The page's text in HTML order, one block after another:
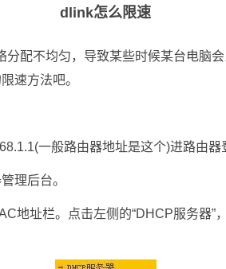
dlink怎么限速
分配不均匀，导致某些时候某台电脑
速方法吧。
一般路由器地址是这个)进路由器
理后台。
地址栏。点击左侧的“DHCP服务器”